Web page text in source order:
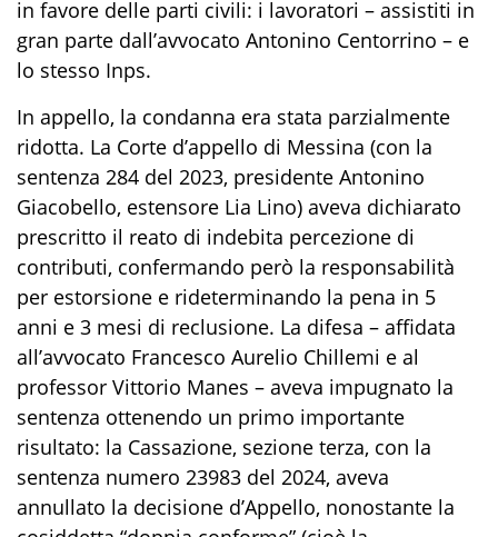
in favore delle parti civili: i lavoratori – assistiti in
gran parte dall’avvocato Antonino Centorrino – e
lo stesso Inps.
In appello, la condanna era stata parzialmente
ridotta. La Corte d’appello di Messina (con la
sentenza 284 del 2023, presidente Antonino
Giacobello, estensore Lia Lino) aveva dichiarato
prescritto il reato di indebita percezione di
contributi, confermando però la responsabilità
per estorsione e rideterminando la pena in 5
anni e 3 mesi di reclusione. La difesa – affidata
all’avvocato Francesco Aurelio Chillemi e al
professor Vittorio Manes – aveva impugnato la
sentenza ottenendo un primo importante
risultato: la Cassazione, sezione terza, con la
sentenza numero 23983 del 2024, aveva
annullato la decisione d’Appello, nonostante la